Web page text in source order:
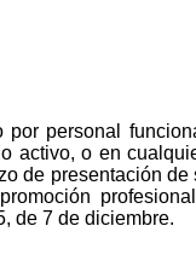
personal
activo, o en
de presentación
de 7 de diciembre.